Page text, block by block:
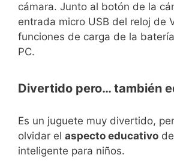
cámara. Junto al botón de la
entrada micro USB del reloj de
funciones de carga de la
PC.
Divertido pero… también
Es un juguete muy divertido,
olvidar el aspecto educativo
inteligente para niños.